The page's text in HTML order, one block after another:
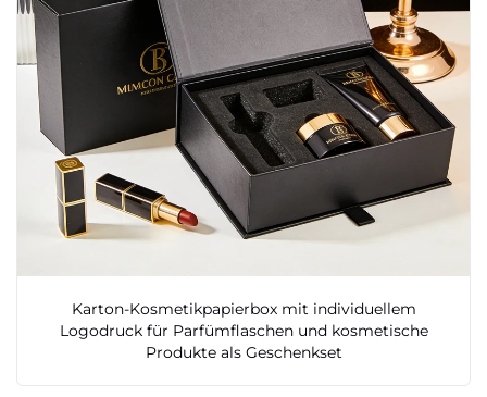
Karton-Kosmetikpapierbox mit individuellem
Logodruck für Parfümflaschen und kosmetische
Produkte als Geschenkset